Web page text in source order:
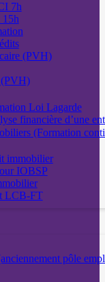
7h
(PVH)
(PVH)
Loi Lagarde
financière d’une
(Formation
immobilier
IOBSP
LCB-FT
pôle